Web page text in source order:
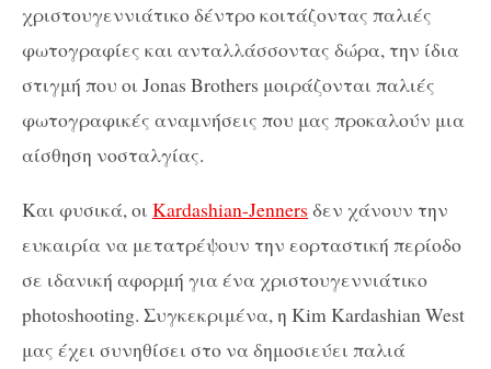
χριστουγεννιάτικο δέντρο κοιτάζοντας παλιές
φωτογραφίες και ανταλλάσσοντας δώρα, την ίδια
στιγμή που οι Jonas Brothers μοιράζονται παλιές
φωτογραφικές αναμνήσεις που μας προκαλούν μια
αίσθηση νοσταλγίας.
Και φυσικά, οι Kardashian-Jenners δεν χάνουν την
ευκαιρία να μετατρέψουν την εορταστική περίοδο
σε ιδανική αφορμή για ένα χριστουγεννιάτικο
photoshooting. Συγκεκριμένα, η Kim Kardashian West
μας έχει συνηθίσει στο να δημοσιεύει παλιά